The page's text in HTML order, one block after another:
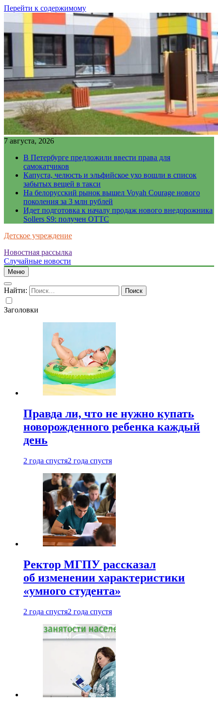
Перейти к содержимому
7 августа, 2026
В Петербурге предложили ввести права для
самокатчиков
Капуста, челюсть и эльфийское ухо вошли в список
забытых вещей в такси
На белорусский рынок вышел Voyah Courage нового
поколения за 3 млн рублей
Идет подготовка к началу продаж нового внедорожника
Sollers S9: получен ОТТС
Детское учреждение
Новостная рассылка
Случайные новости
Меню
Найти:
Заголовки
Правда ли, что не нужно купать
новорожденного ребенка каждый
день
2 года спустя2 года спустя
Ректор МГПУ рассказал
об изменении характеристики
«умного студента»
2 года спустя2 года спустя